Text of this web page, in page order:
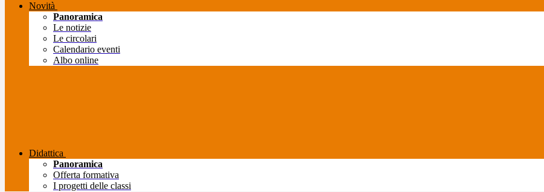
Novità
Panoramica
Le notizie
Le circolari
Calendario eventi
Albo online
Didattica
Panoramica
Offerta formativa
I progetti delle classi